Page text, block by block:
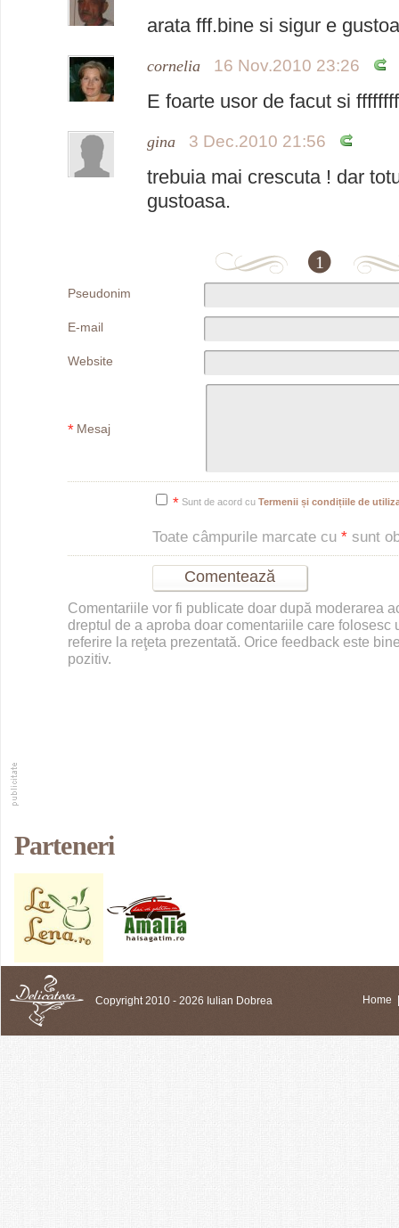
arata fff.bine si sigur e
cornelia 16 Nov.2010 23:26
E foarte usor de facut si
gina 3 Dec.2010 21:56
trebuia mai crescuta ! dar
gustoasa.
1
Pseudonim
E-mail
Website
* Mesaj
* Sunt de acord cu Termenii și condițiile de
Toate câmpurile marcate cu * sunt
Comentariile vor fi publicate doar după moderarea
dreptul de a aproba doar comentariile care folosesc
referire la reţeta prezentată. Orice feedback este
pozitiv.
Parteneri
Copyright 2010 - 2026 Iulian Dobrea Home